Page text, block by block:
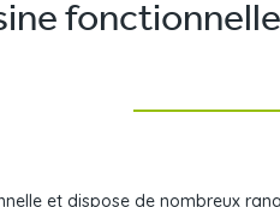
et dispose de nombreux